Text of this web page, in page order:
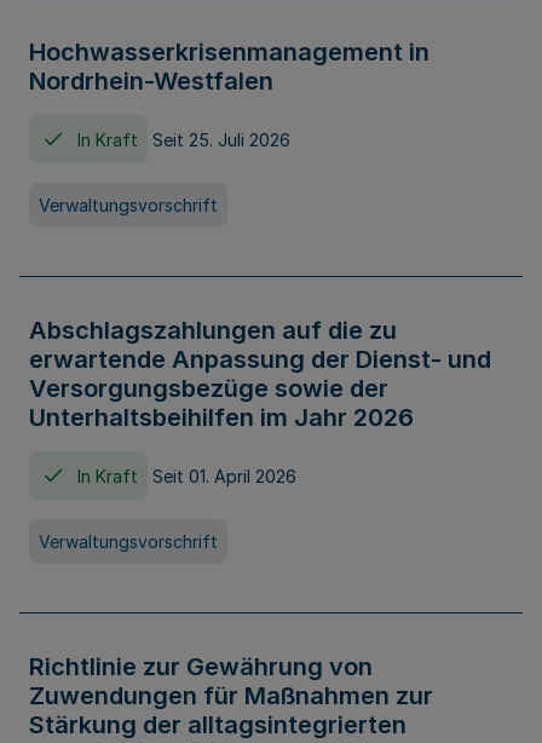
Hochwasserkrisenmanagement in
Nordrhein-Westfalen
In Kraft Seit 25. Juli 2026
Verwaltungsvorschrift
Abschlagszahlungen auf die zu
erwartende Anpassung der Dienst- und
Versorgungsbezüge sowie der
Unterhaltsbeihilfen im Jahr 2026
In Kraft Seit 01. April 2026
Verwaltungsvorschrift
Richtlinie zur Gewährung von
Zuwendungen für Maßnahmen zur
Stärkung der alltagsintegrierten